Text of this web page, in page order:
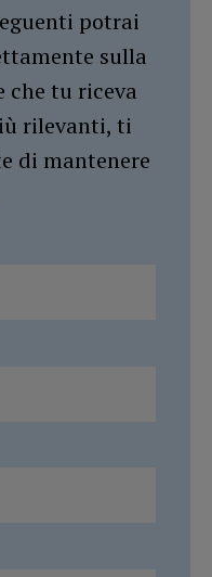
potrai
sulla
che tu riceva
rilevanti, ti
di mantenere